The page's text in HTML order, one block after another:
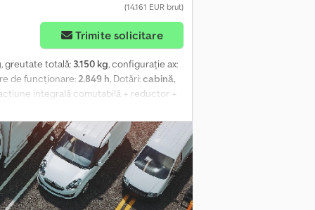
(14.161 EUR brut)
Trimite solicitare
, greutate totală: 3.150 kg, configurație ax:
de funcționare:2.849 h, Dotări:cabină,
integrală comutabilă + reductor +
diesel, tip LDW1404 + 38CP; 1.371cmc +
cârlig de remorcare Cedpsx
de depozitare + greutate proprie:
benă: 2430mm x 1570mm +
nou listate pe email – abonați-vă la
rezervată!